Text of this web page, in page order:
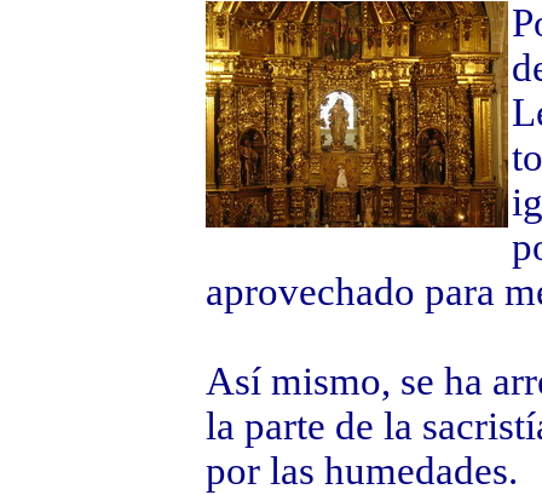
aprovechado para
Así mismo, se ha
la parte de la
por las humedades.